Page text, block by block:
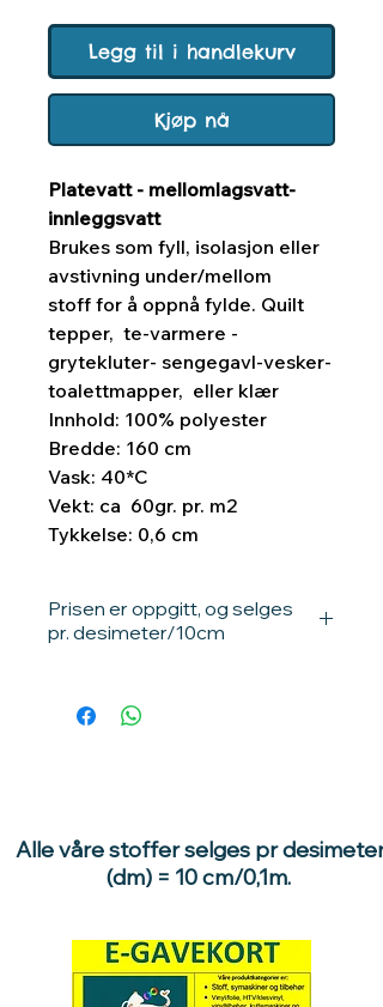
Legg til i handlekurv
Kjøp nå
Platevatt - mellomlagsvatt-
innleggsvatt
Brukes som fyll, isolasjon eller
avstivning under/mellom
stoff for å oppnå fylde. Quilt
tepper, te-varmere -
grytekluter- sengegavl-vesker-
toalettmapper, eller klær
Innhold: 100% polyester
Bredde: 160 cm
Vask: 40*C
Vekt: ca 60gr. pr. m2
Tykkelse: 0,6 cm
Prisen er oppgitt, og selges
pr. desimeter/10cm
1 dm = 10 cm / 0,1meter.
Ønsker du 1,7 meter,velger du 17
enheter, 17stk x 10 dm = 1,7m
Alle våre stoffer selges pr desimeter
(dm) = 10 cm/0,1m.